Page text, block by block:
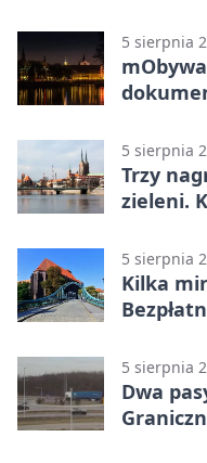
5 sierpnia
5 sierpnia
Trzy
zieleni.
5 sierpnia
Kilka
5 sierpnia
Dwa